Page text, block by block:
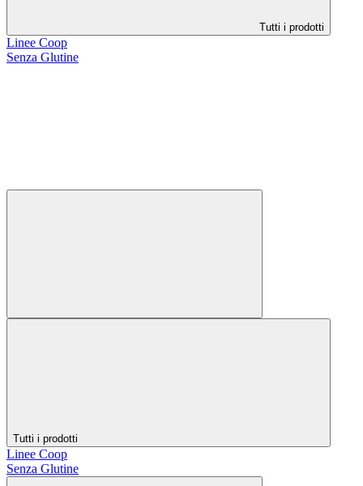
Tutti i prodotti
Linee Coop
Senza Glutine
Tutti i prodotti
Linee Coop
Senza Glutine